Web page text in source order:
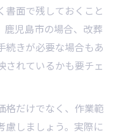
書面で残しておくこと
鹿児島市の場合、改葬
続きが必要な場合もあ
されているかも要チェ
格だけでなく、作業範
慮しましょう。実際に